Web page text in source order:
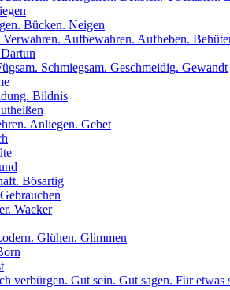
Bücken. Neigen
Aufbewahren. Aufheben.
Schmiegsam. Geschmeidig. Gewandt
Bildnis
Anliegen. Gebet
Bösartig
Wacker
Glühen. Glimmen
verbürgen. Gut sein. Gut sagen. Für etwas